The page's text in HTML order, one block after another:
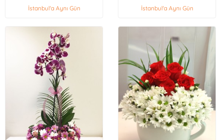
İstanbul'a Aynı Gün İstanbul'a Aynı Gün